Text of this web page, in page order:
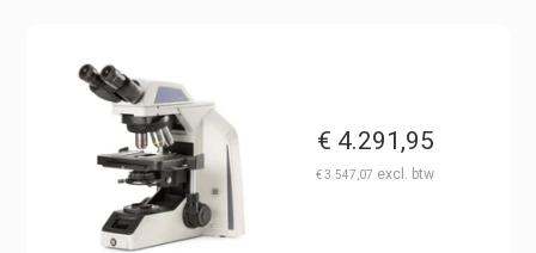
€ 4.291,95
€3.547,07